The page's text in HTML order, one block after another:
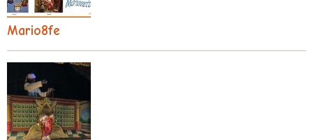
Mario8fe